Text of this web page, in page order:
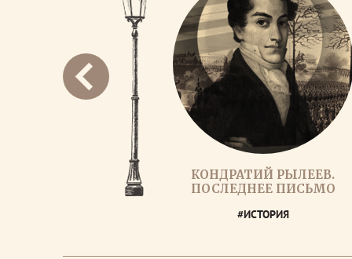
КОНДРАТИЙ РЫЛЕЕВ.
ПОСЛЕДНЕЕ ПИСЬМО
#ИСТОРИЯ